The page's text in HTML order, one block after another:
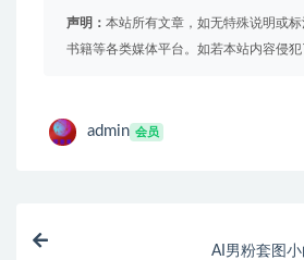
声明： 本站所有文章，如无特殊说明或
书籍等各类媒体平台。如若本站内容侵
admin 会员
AI男粉套图